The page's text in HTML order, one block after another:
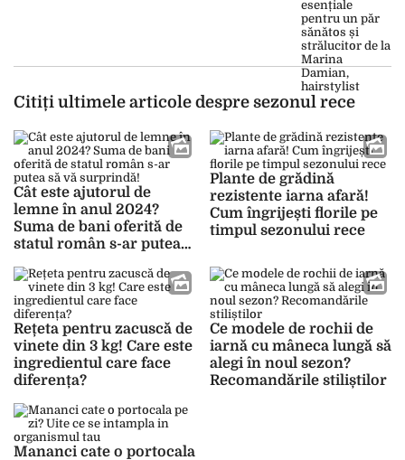
Citiți ultimele articole despre sezonul rece
Cât este ajutorul de
lemne în anul 2024?
Suma de bani oferită de
statul român s-ar putea
Plante de grădină
rezistente iarna afară!
Cum îngrijești florile pe
timpul sezonului rece
Rețeta pentru zacuscă de
vinete din 3 kg! Care este
ingredientul care face
diferența?
Ce modele de rochii de
iarnă cu mâneca lungă să
alegi în noul sezon?
Recomandările stiliștilor
Mananci cate o portocala